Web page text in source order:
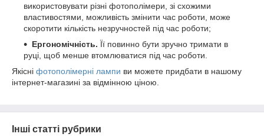
використовувати різні фотополімери, зі схожими
властивостями, можливість змінити час роботи, може
скоротити кількість незручностей під час роботи;
Ергономічність. Її повинно бути зручно тримати в
руці, щоб менше втомлюватися під час роботи.
Якісні фотополімерні лампи ви можете придбати в нашому
інтернет-магазині за відмінною ціною.
Інші статті рубрики